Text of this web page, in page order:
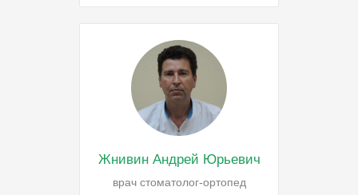
Жнивин Андрей Юрьевич
врач стоматолог-ортопед